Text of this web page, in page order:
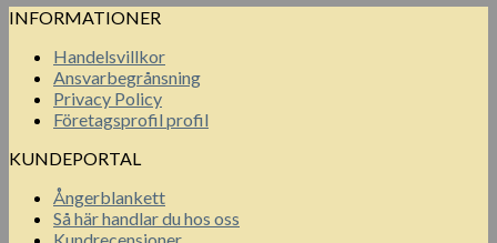
INFORMATIONER
Handelsvillkor
Ansvarbegrånsning
Privacy Policy
Företagsprofil profil
KUNDEPORTAL
Ångerblankett
Så här handlar du hos oss